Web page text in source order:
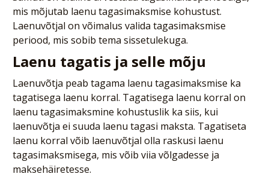
mis mõjutab laenu tagasimaksmise kohustust.
Laenuvõtjal on võimalus valida tagasimaksmise
periood, mis sobib tema sissetulekuga.
Laenu tagatis ja selle mõju
Laenuvõtja peab tagama laenu tagasimaksmise ka
tagatisega laenu korral. Tagatisega laenu korral on
laenu tagasimaksmine kohustuslik ka siis, kui
laenuvõtja ei suuda laenu tagasi maksta. Tagatiseta
laenu korral võib laenuvõtjal olla raskusi laenu
tagasimaksmisega, mis võib viia võlgadesse ja
maksehäiretesse.